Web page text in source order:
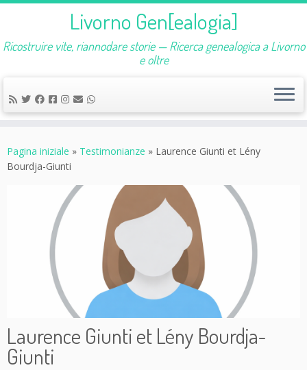
contenuto
Livorno Gen[ealogia]
Ricostruire vite, riannodare storie — Ricerca genealogica a Livorno
e oltre
Pagina iniziale » Testimonianze » Laurence Giunti et Lény
Bourdja-Giunti
Laurence Giunti et Lény Bourdja-
Giunti